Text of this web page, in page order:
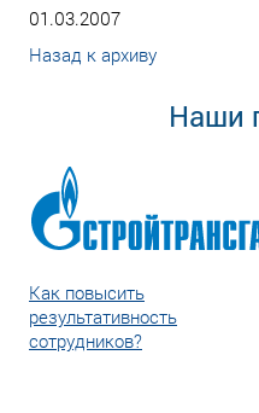
01.03.2007
Назад к архиву
Наши
Как повысить
результативность
сотрудников?